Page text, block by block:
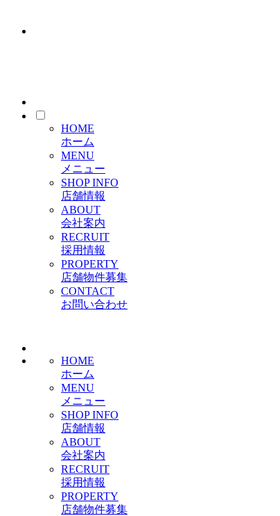
HOME
ホーム
MENU
メニュー
SHOP INFO
店舗情報
ABOUT
会社案内
RECRUIT
採用情報
PROPERTY
店舗物件募集
CONTACT
お問い合わせ
HOME
ホーム
MENU
メニュー
SHOP INFO
店舗情報
ABOUT
会社案内
RECRUIT
採用情報
PROPERTY
店舗物件募集